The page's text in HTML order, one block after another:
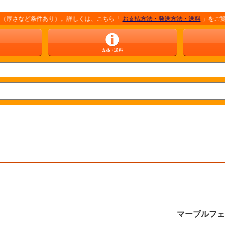
件あり）。詳しくは、こちら「 お支払方法・発送方法・送料」をご覧くださ
マーブルフ